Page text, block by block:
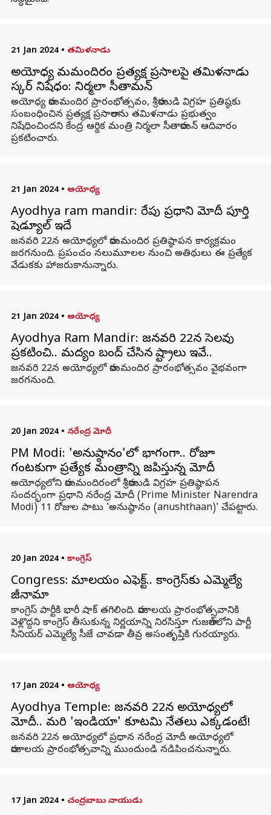
21 Jan 2024 • తమిళనాడు
అయోధ్య రామమందిరం ప్రత్యక్ష ప్రసారాలపై తమిళనాడు
సర్కార్ నిషేధం: నిర్మలా సీతారామన్
అయోధ్య రామమందిర ప్రారంభోత్సవం, శ్రీరాముడి విగ్రహ ప్రతిష్ఠకు
సంబంధించిన ప్రత్యక్ష ప్రసారాలను తమిళనాడు ప్రభుత్వం
నిషేధించిందని కేంద్ర ఆర్థిక మంత్రి నిర్మలా సీతారామన్ ఆదివారం
ప్రకటించారు.
21 Jan 2024 • అయోధ్య
Ayodhya ram mandir: రేపు ప్రధాని మోదీ పూర్తి
షెడ్యూల్ ఇదే
జనవరి 22న అయోధ్యలో రామమందిర ప్రతిష్ఠాపన కార్యక్రమం
జరగనుంది. ప్రపంచం నలుమూలల నుంచి అతిథులు ఈ ప్రత్యేక
వేడుకకు హాజరుకానున్నారు.
21 Jan 2024 • అయోధ్య
Ayodhya Ram Mandir: జనవరి 22న సెలవు
ప్రకటించి.. మద్యం బంద్ చేసిన రాష్ట్రాలు ఇవే..
జనవరి 22న అయోధ్యలో రామమందిర ప్రారంభోత్సవం వైభవంగా
జరగనుంది.
20 Jan 2024 • నరేంద్ర మోదీ
PM Modi: 'అనుష్ఠానం'లో భాగంగా.. రోజూ
గంటకుగా ప్రత్యేక మంత్రాన్ని జపిస్తున్న మోదీ
అయోధ్యలోని రామమందిరంలో శ్రీరాముడి విగ్రహ ప్రతిష్ఠాపన
సందర్భంగా ప్రధాని నరేంద్ర మోదీ (Prime Minister Narendra
Modi) 11 రోజుల పాటు 'అనుష్ఠానం (anushthaan)' చేపట్టారు.
20 Jan 2024 • కాంగ్రెస్
Congress: రామాలయం ఎఫెక్ట్.. కాంగ్రెస్‌కు ఎమ్మెల్యే
రాజీనామా
కాంగ్రెస్ పార్టీకి భారీ షాక్ తగిలింది. రామాలయ ప్రారంభోత్సవానికి
వెళ్లొద్దని కాంగ్రెస్ తీసుకున్న నిర్ణయాన్ని నిరసిస్తూ గుజరాత్‌లోని పార్టీ
సీనియర్ ఎమ్మెల్యే సీజే చావడా తీవ్ర అసంతృప్తికి గురయ్యారు.
17 Jan 2024 • అయోధ్య
Ayodhya Temple: జనవరి 22న అయోధ్యలో
మోదీ.. మరి 'ఇండియా' కూటమి నేతలు ఎక్కడంటే!
జనవరి 22న అయోధ్యలో ప్రధాన నరేంద్ర మోదీ అయోధ్యలో
రామాలయ ప్రారంభోత్సవాన్ని ముందుండి నడిపించనున్నారు.
17 Jan 2024 • చంద్రబాబు నాయుడు